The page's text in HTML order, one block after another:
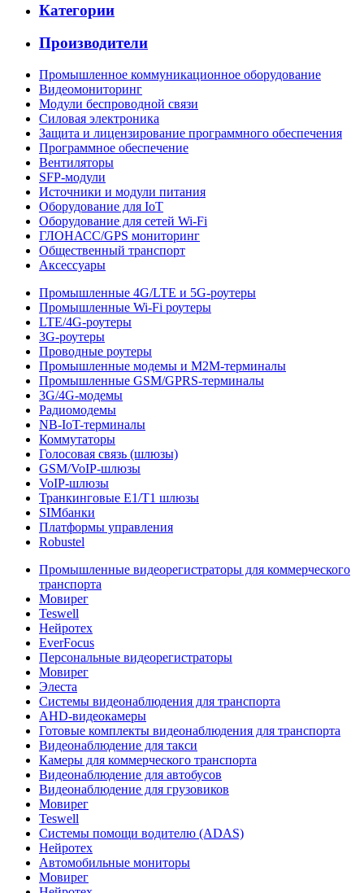
Категории
Производители
Промышленное коммуникационное оборудование
Видеомониторинг
Модули беспроводной связи
Силовая электроника
Защита и лицензирование программного обеспечения
Программное обеспечение
Вентиляторы
SFP-модули
Источники и модули питания
Оборудование для IoT
Оборудование для сетей Wi-Fi
ГЛОНАСС/GPS мониторинг
Общественный транспорт
Аксессуары
Промышленные 4G/LTE и 5G-роутеры
Промышленные Wi-Fi роутеры
LTE/4G-роутеры
3G-роутеры
Проводные роутеры
Промышленные модемы и M2M-терминалы
Промышленные GSM/GPRS-терминалы
3G/4G-модемы
Радиомодемы
NB-IoT-терминалы
Коммутаторы
Голосовая связь (шлюзы)
GSM/VoIP-шлюзы
VoIP-шлюзы
Транкинговые E1/T1 шлюзы
SIMбанки
Платформы управления
Robustel
Промышленные видеорегистраторы для коммерческого
транспорта
Мовирег
Teswell
Нейротех
EverFocus
Персональные видеорегистраторы
Мовирег
Элеста
Системы видеонаблюдения для транспорта
AHD-видеокамеры
Готовые комплекты видеонаблюдения для транспорта
Видеонаблюдение для такси
Камеры для коммерческого транспорта
Видеонаблюдение для автобусов
Видеонаблюдение для грузовиков
Мовирег
Teswell
Системы помощи водителю (ADAS)
Нейротех
Автомобильные мониторы
Мовирег